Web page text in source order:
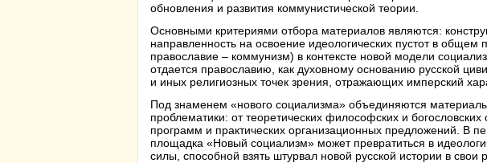
обновления и развития коммунистической теории.
Основными критериями отбора материалов являются:
направленность на освоение идеологических пустот в
православие – коммунизм) в контексте новой модели
отдается православию, как духовному основанию русской
и иных религиозных точек зрения, отражающих имперский
Под знаменем «нового социализма» объединяются материалы
проблематики: от теоретических философских и богословских
программ и практических организационных предложений. В
площадка «Новый социализм» может превратиться в
силы, способной взять штурвал новой русской истории в свои